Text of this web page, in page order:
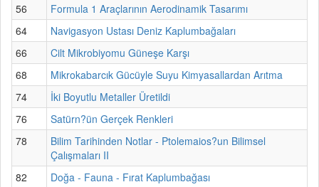
56
Formula 1 Araçlarının Aerodinamik Tasarımı
64
Navigasyon Ustası Deniz Kaplumbağaları
66
Cilt Mikrobiyomu Güneşe Karşı
68
Mikrokabarcık Gücüyle Suyu Kimyasallardan Arıtma
74
İki Boyutlu Metaller Üretildi
76
Satürn?ün Gerçek Renkleri
78
Bilim Tarihinden Notlar - Ptolemaios?un Bilimsel
Çalışmaları II
82
Doğa - Fauna - Fırat Kaplumbağası